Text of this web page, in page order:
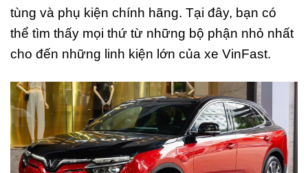
tùng và phụ kiện chính hãng. Tại đây, bạn có
thể tìm thấy mọi thứ từ những bộ phận nhỏ nhất
cho đến những linh kiện lớn của xe VinFast.